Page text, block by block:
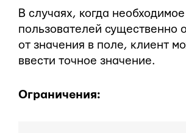
В случаях, когда
пользователей существенно
от значения в поле, клиент
ввести точное значение.
Ограничения: